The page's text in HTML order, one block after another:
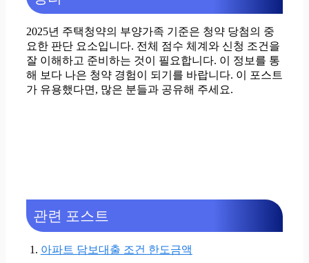
2025년 주택청약의 부양가족 기준은 청약 당첨의 중
요한 판단 요소입니다. 전체 점수 체계와 신청 조건을
잘 이해하고 준비하는 것이 필요합니다. 이 정보를 통
해 보다 나은 청약 경험이 되기를 바랍니다. 이 포스트
가 유용했다면, 많은 분들과 공유해 주세요.
관련 포스트
아파트 담보대출 조건 한도금액